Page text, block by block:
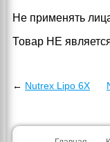
Не применять
Товар НЕ
← Nutrex Lipo 6X